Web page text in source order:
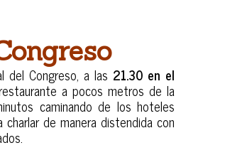
del Congreso, a las 21.30 en el
a pocos metros de la
caminando de los hoteles
de manera distendida con